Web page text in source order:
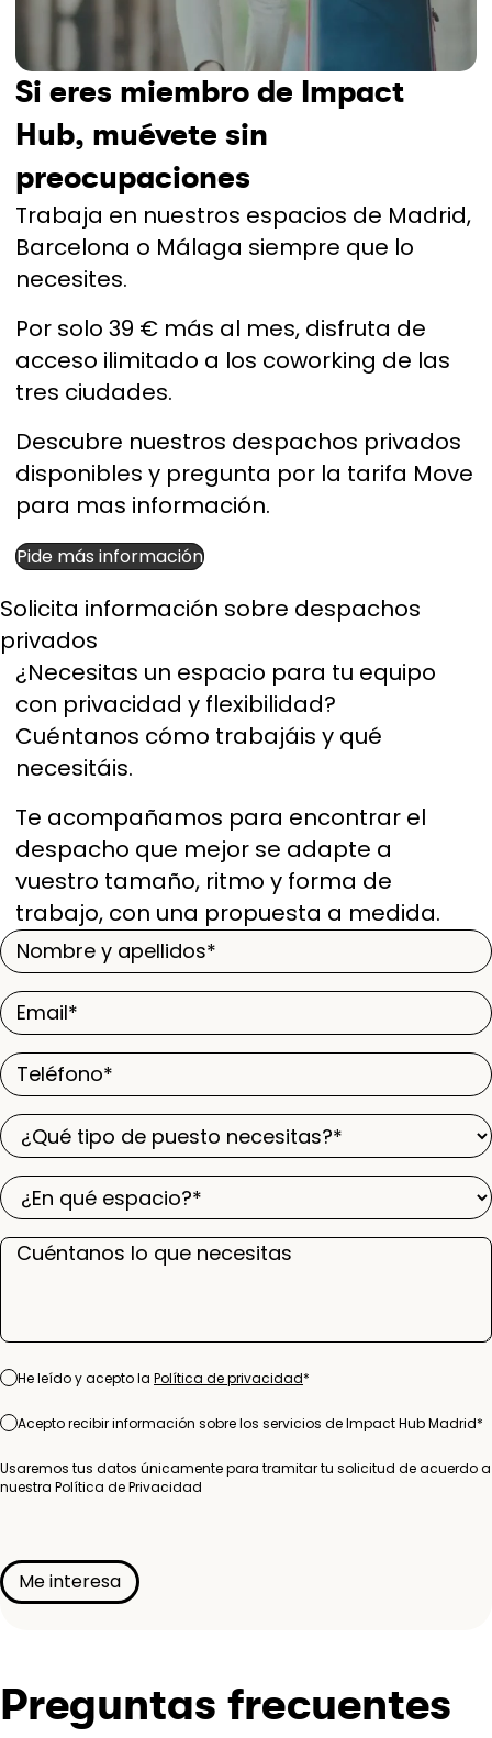
Si eres miembro de Impact
Hub, muévete sin
preocupaciones
Trabaja en nuestros espacios de Madrid,
Barcelona o Málaga siempre que lo
necesites.
Por solo 39 € más al mes, disfruta de
acceso ilimitado a los coworking de las
tres ciudades.
Descubre nuestros despachos privados
disponibles y pregunta por la tarifa Move
para mas información.
Pide más información
Solicita información sobre despachos
privados
¿Necesitas un espacio para tu equipo
con privacidad y flexibilidad?
Cuéntanos cómo trabajáis y qué
necesitáis.
Te acompañamos para encontrar el
despacho que mejor se adapte a
vuestro tamaño, ritmo y forma de
trabajo, con una propuesta a medida.
Nombre
y
apellidos
*
Email
*
Teléfono
*
¿Qué
tipo
de
puesto
necesitas?
¿En
qué
espacio?
Cuéntanos
necesitas
Consentimiento
*
He leído y acepto la Política de privacidad*
Consentimiento
*
Acepto recibir información sobre los servicios de Impact Hub Madrid*
Usaremos tus datos únicamente para tramitar tu solicitud de acuerdo a
nuestra Política de Privacidad
Preguntas frecuentes